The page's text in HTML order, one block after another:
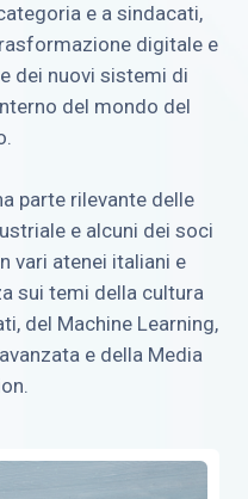
e a sindacati,
digitale e
dei nuovi sistemi di
del mondo del
parte rilevante delle
e alcuni dei soci
vari atenei italiani e
sui temi della cultura
del Machine Learning,
e della Media